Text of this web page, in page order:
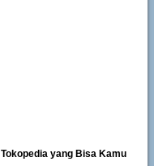
yang Bisa Kamu